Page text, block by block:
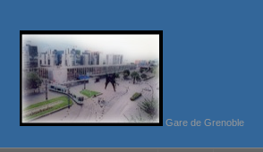
Gare de Grenoble